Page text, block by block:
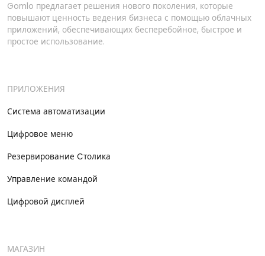
Gomlo предлагает решения нового поколения, которые
повышают ценность ведения бизнеса с помощью облачных
приложений, обеспечивающих бесперебойное, быстрое и
простое использование.
ПРИЛОЖЕНИЯ
Система автоматизации
Цифровое меню
Резервирование Cтолика
Управление командой
Цифровой дисплей
МАГАЗИН